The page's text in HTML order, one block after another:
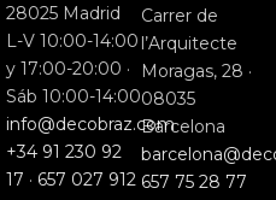
28025 Madrid
L-V 10:00-14:00
y 17:00-20:00 ·
Sáb 10:00-14:00
info@decobraz.com
+34 91 230 92
17 · 657 027 912
Carrer de
l’Arquitecte
Moragas, 28 ·
08035
Barcelona
657 75 28 77